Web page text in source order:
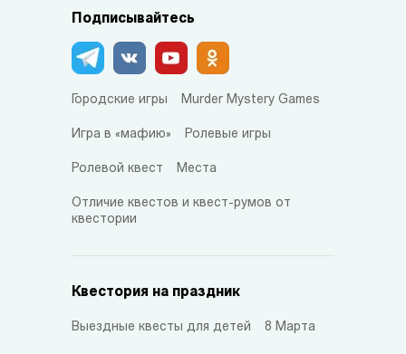
Подписывайтесь
Городские игры Murder Mystery Games
Игра в «мафию» Ролевые игры
Ролевой квест Места
Отличие квестов и квест-румов от
квестории
Квестория на праздник
Выездные квесты для детей 8 Марта